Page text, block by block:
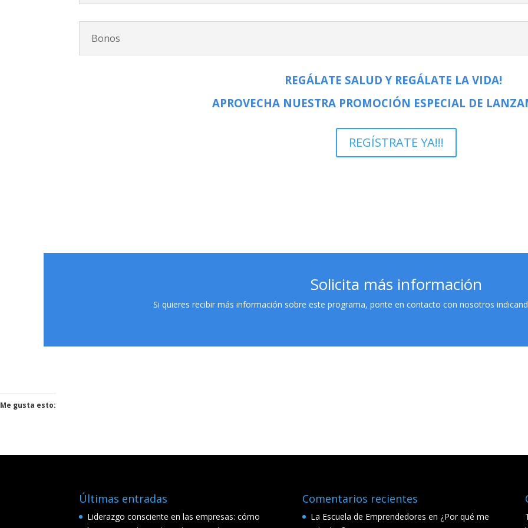
Bonos
REGÁLATE SALUD Y REGÁLATE LA VIDA!
APROVECHA NUESTRA PROMOCIÓN ESPECIAL DE
REGÍSTRATE YA!!!
Solicita más información
Si quieres recibir más información sobre este programa, ponte en contacto con nosotros
Me gusta esto:
Últimas entradas
Liderazgo consciente en las empresas: cómo
Comentarios recientes
La Escuela de Emprendedores en ¿Por qué me